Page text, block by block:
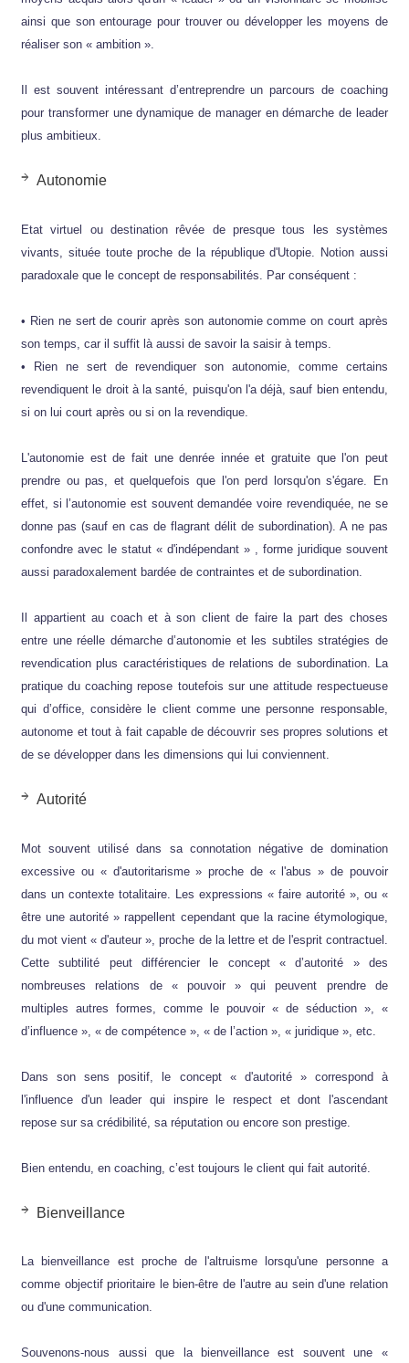
ainsi que son entourage pour trouver ou développer les moyens de
réaliser son « ambition ».
Il est souvent intéressant d’entreprendre un parcours de coaching
pour transformer une dynamique de manager en démarche de leader
plus ambitieux.
Autonomie
Etat virtuel ou destination rêvée de presque tous les systèmes
vivants, située toute proche de la république d'Utopie. Notion aussi
paradoxale que le concept de responsabilités. Par conséquent :
• Rien ne sert de courir après son autonomie comme on court après
son temps, car il suffit là aussi de savoir la saisir à temps.
• Rien ne sert de revendiquer son autonomie, comme certains
revendiquent le droit à la santé, puisqu'on l'a déjà, sauf bien entendu,
si on lui court après ou si on la revendique.
L'autonomie est de fait une denrée innée et gratuite que l'on peut
prendre ou pas, et quelquefois que l'on perd lorsqu'on s'égare. En
effet, si l’autonomie est souvent demandée voire revendiquée, ne se
donne pas (sauf en cas de flagrant délit de subordination). A ne pas
confondre avec le statut « d'indépendant » , forme juridique souvent
aussi paradoxalement bardée de contraintes et de subordination.
Il appartient au coach et à son client de faire la part des choses
entre une réelle démarche d’autonomie et les subtiles stratégies de
revendication plus caractéristiques de relations de subordination. La
pratique du coaching repose toutefois sur une attitude respectueuse
qui d’office, considère le client comme une personne responsable,
autonome et tout à fait capable de découvrir ses propres solutions et
de se développer dans les dimensions qui lui conviennent.
Autorité
Mot souvent utilisé dans sa connotation négative de domination
excessive ou « d'autoritarisme » proche de « l'abus » de pouvoir
dans un contexte totalitaire. Les expressions « faire autorité », ou «
être une autorité » rappellent cependant que la racine étymologique,
du mot vient « d'auteur », proche de la lettre et de l'esprit contractuel.
Cette subtilité peut différencier le concept « d’autorité » des
nombreuses relations de « pouvoir » qui peuvent prendre de
multiples autres formes, comme le pouvoir « de séduction », «
d’influence », « de compétence », « de l’action », « juridique », etc.
Dans son sens positif, le concept « d'autorité » correspond à
l'influence d'un leader qui inspire le respect et dont l'ascendant
repose sur sa crédibilité, sa réputation ou encore son prestige.
Bien entendu, en coaching, c’est toujours le client qui fait autorité.
Bienveillance
La bienveillance est proche de l'altruisme lorsqu'une personne a
comme objectif prioritaire le bien-être de l'autre au sein d'une relation
ou d'une communication.
Souvenons-nous aussi que la bienveillance est souvent une «